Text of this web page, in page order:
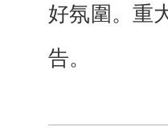
好氛圍。重
告。